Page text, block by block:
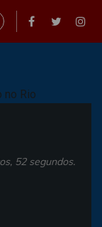
52 segundos.